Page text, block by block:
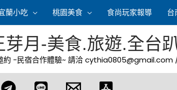
蘭小吃 桃園美食 食尚玩家報導 台
芽月-美食.旅遊.全台
約 -民宿合作體驗~ 請洽cythia0805@gmail.com